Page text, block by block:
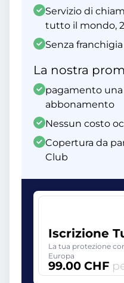
Servizio di
tutto il mondo,
Senza franchigia
La nostra
pagamento
abbonamento
Nessun costo
Copertura da
Club
Iscrizione
La tua protezione
Europa
99.00 CHF